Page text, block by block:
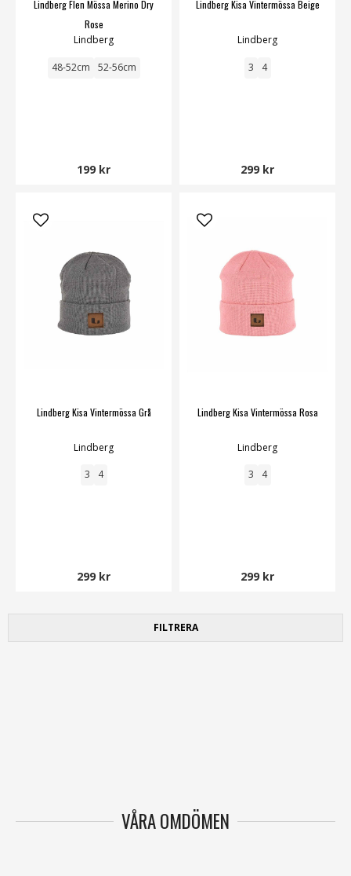
Lindberg Flen Mössa Merino Dry
Rose
Lindberg
48-52cm 52-56cm
199 kr
Lindberg Kisa Vintermössa Beige
Lindberg
3 4
299 kr
Lindberg Kisa Vintermössa Grå
Lindberg
3 4
299 kr
Lindberg Kisa Vintermössa Rosa
Lindberg
3 4
299 kr
FILTRERA
VÅRA OMDÖMEN